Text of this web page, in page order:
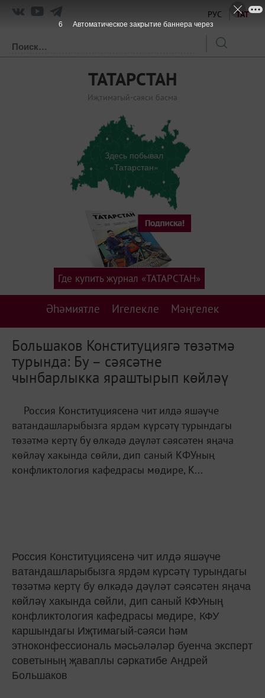
РУС ТАТ
ТАТАРСТАН
Иҗтимагый-сәяси басма
Здесь побывал
«Татарстан»
Әһәмиятле Игелекле Мәңгелек
Где купить журнал «ТАТАРСТАН»
Большаков Конституциягә төзәтмә
турында: Бу – сәясәтне
чынбарлыкка яраштырып көйләү
Россия Конституциясенә чит илдә яшәүче
ватандашларыбызга ярдәм күрсәтү турындагы
төзәтмә кертү бу өлкәдә дәүләт сәясәтен яңача
көйләү хакында сөйли, дип саный КФУның
конфликтология кафедрасы мөдире, К...
Россия Конституциясенә чит илдә яшәүче
ватандашларыбызга ярдәм күрсәтү турындагы
төзәтмә кертү бу өлкәдә дәүләт сәясәтен яңача
көйләү хакында сөйли, дип саный КФУның
конфликтология кафедрасы мөдире, КФУ
каршындагы Иҗтимагый-сәяси һәм
этноконфессиональ мәсьәләләр буенча эксперт
советының җаваплы сәркатибе Андрей
Большаков
6 Автоматическое закрытие баннера через